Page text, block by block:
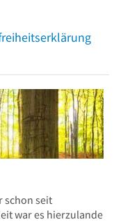
schon seit
war es hierzulande